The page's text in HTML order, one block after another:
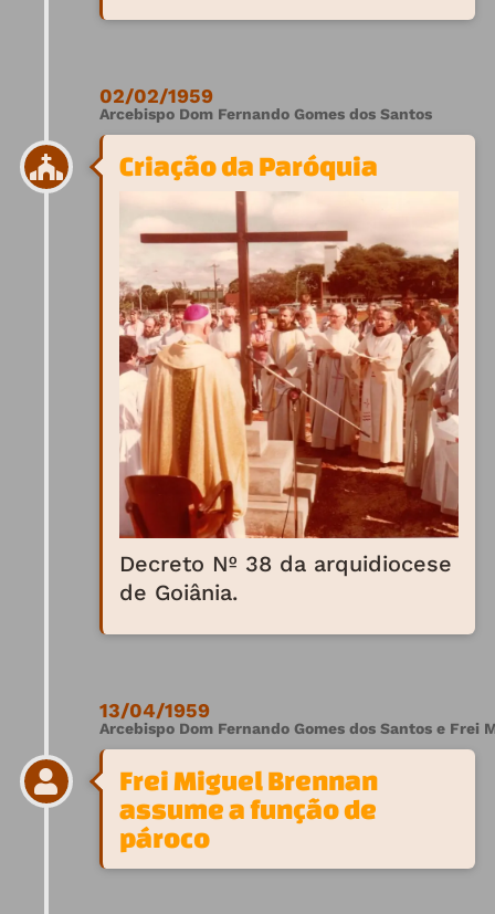
02/02/1959
Arcebispo Dom Fernando Gomes dos Santos
Criação da Paróquia
Decreto Nº 38 da arquidiocese
de Goiânia.
13/04/1959
Arcebispo Dom Fernando Gomes dos Santos e Frei
Frei Miguel Brennan
assume a função de
pároco